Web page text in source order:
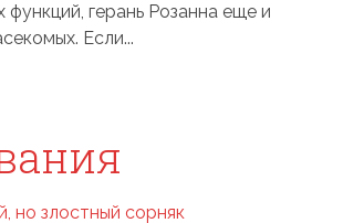
герань Розанна еще и
Если...